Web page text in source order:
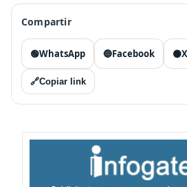
Compartir
🟢WhatsApp 🔵Facebook ⚫X
🔗Copiar link